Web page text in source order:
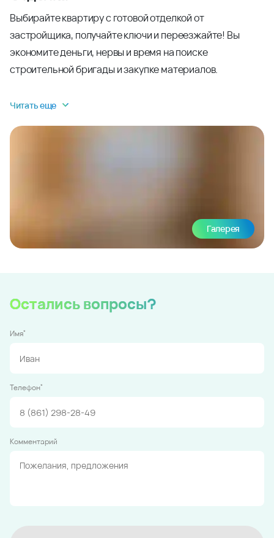
Выбирайте квартиру с готовой отделкой от
застройщика, получайте ключи и переезжайте! Вы
экономите деньги, нервы и время на поиске
строительной бригады и закупке материалов.
Читать еще
Галерея
Остались вопросы?
Имя*
Телефон*
Комментарий